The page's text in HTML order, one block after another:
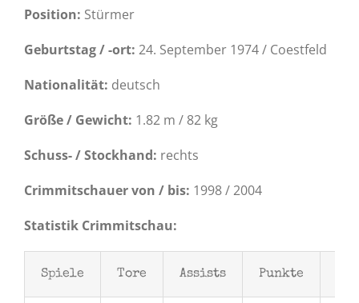
Position: Stürmer
Geburtstag / -ort: 24. September 1974 / Coestfeld
Nationalität: deutsch
Größe / Gewicht: 1.82 m / 82 kg
Schuss- / Stockhand: rechts
Crimmitschauer von / bis: 1998 / 2004
Statistik Crimmitschau:
Spiele Tore Assists Punkte